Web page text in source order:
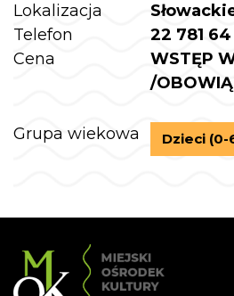
Lokalizacja
Telefon
22 781
Cena
WSTĘP
/
Grupa wiekowa Dzieci (0-